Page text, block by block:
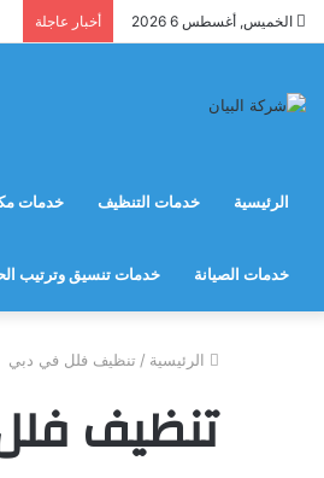
الخميس, أغسطس 6 2026 أخبار عاجلة
الرئيسية خدمات التنظيف خدمات
خدمات الصيانة خدمات تنسيق وترتيب
الرئيسية / تنظيف فلل في دبي
تنظيف